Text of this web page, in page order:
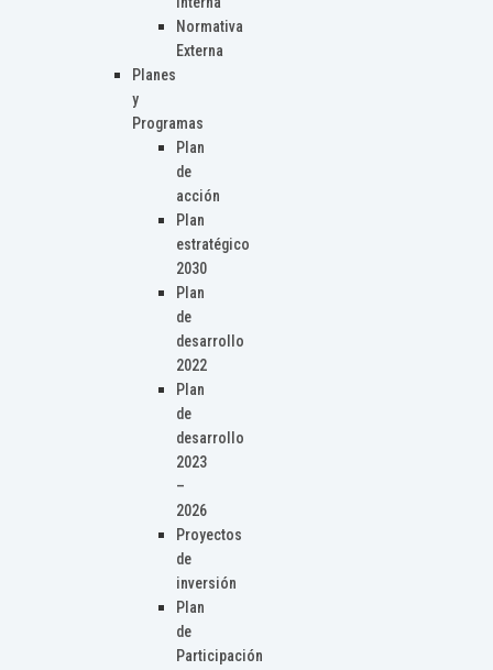
Normativa
Externa
Planes
y
Programas
Plan
de
acción
Plan
estratégico
2030
Plan
de
desarrollo
2022
Plan
de
desarrollo
2023
–
2026
Proyectos
de
inversión
Plan
de
Participación